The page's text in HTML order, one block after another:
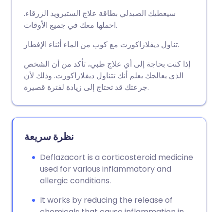
مشاركة عبر لينكد إن
مشاركة عبر X
مشاركة عبر واتساب
نسخ الرابط
🇮🇹 Italiano 🇵🇹
🇮🇳 हिन्दी
🇸🇦 عربي 🇸🇪 Svenska
سيعطيك الصيدلي بطاقة علاج الستيرويد الزرقاء.
احملها معك في جميع الأوقات.
تناول ديفلازاكورت مع كوب من الماء أثناء الإفطار.
إذا كنت بحاجة إلى أي علاج طبي، تأكد من أن الشخص
الذي يعالجك يعلم أنك تتناول ديفلازاكورت. وذلك لأن
جرعتك قد تحتاج إلى زيادة لفترة قصيرة.
نظرة سريعة
Deflazacort is a corticosteroid medicine
used for various inflammatory and
allergic conditions.
It works by reducing the release of